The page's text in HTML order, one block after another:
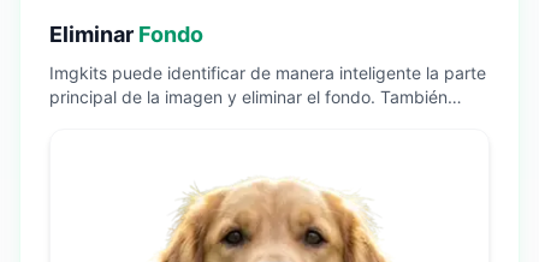
Eliminar Fondo
Imgkits puede identificar de manera inteligente la parte
principal de la imagen y eliminar el fondo. También